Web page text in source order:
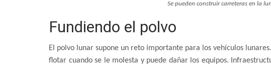
Se pueden construir carreteras en la
Fundiendo el polvo
El polvo lunar supone un reto importante para los vehículos
flotar cuando se le molesta y puede dañar los equipos.